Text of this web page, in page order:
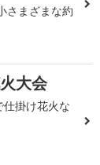
さまざまな約
大会
掛け花火な